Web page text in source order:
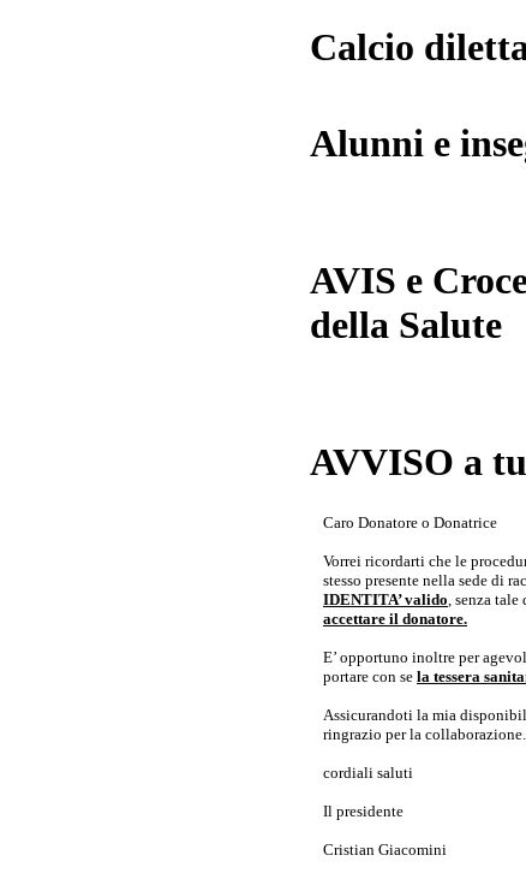
Calcio
Alunni e
AVIS e
della Salute
AVVISO a
Caro Donatore o Donatrice
Vorrei ricordarti che le
stesso presente nella sede di
IDENTITA’ valido, senza
accettare il donatore.
E’ opportuno inoltre per
portare con se la tessera
Assicurandoti la mia
ringrazio per la collaborazione.
cordiali saluti
Il presidente
Cristian Giacomini